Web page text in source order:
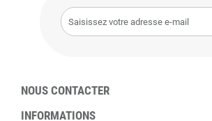
NOUS CONTACTER
INFORMATIONS